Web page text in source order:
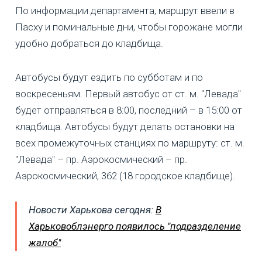
По информации департамента, маршрут ввели в
Пасху и поминальные дни, чтобы горожане могли
удобно добраться до кладбища.
Автобусы будут ездить по субботам и по
воскресеньям. Первый автобус от ст. м. "Левада"
будет отправляться в 8:00, последний – в 15:00 от
кладбища. Автобусы будут делать остановки на
всех промежуточных станциях по маршруту: ст. м.
"Левада" – пр. Аэрокосмический – пр.
Аэрокосмический, 362 (18 городское кладбище).
Новости Харькова сегодня: В
Харьковоблэнерго появилось "подразделение
жалоб"